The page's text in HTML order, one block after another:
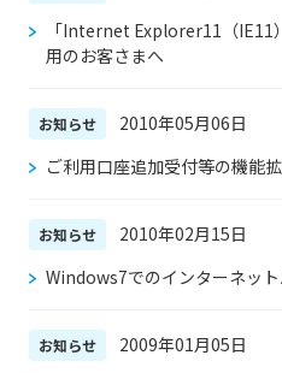
「Internet Explorer11（IE11
用のお客さまへ
お知らせ
2010年05月06日
ご利用口座追加受付等の機能
お知らせ
2010年02月15日
Windows7でのインターネッ
お知らせ
2009年01月05日